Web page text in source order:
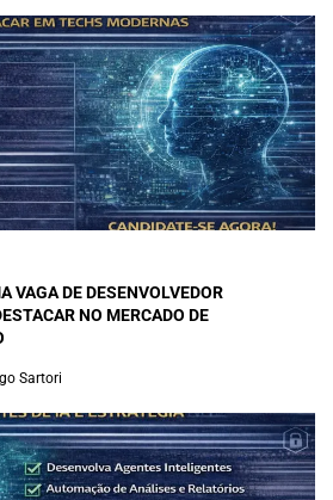
VAGA DE DESENVOLVEDOR
NO MERCADO DE
Sartori